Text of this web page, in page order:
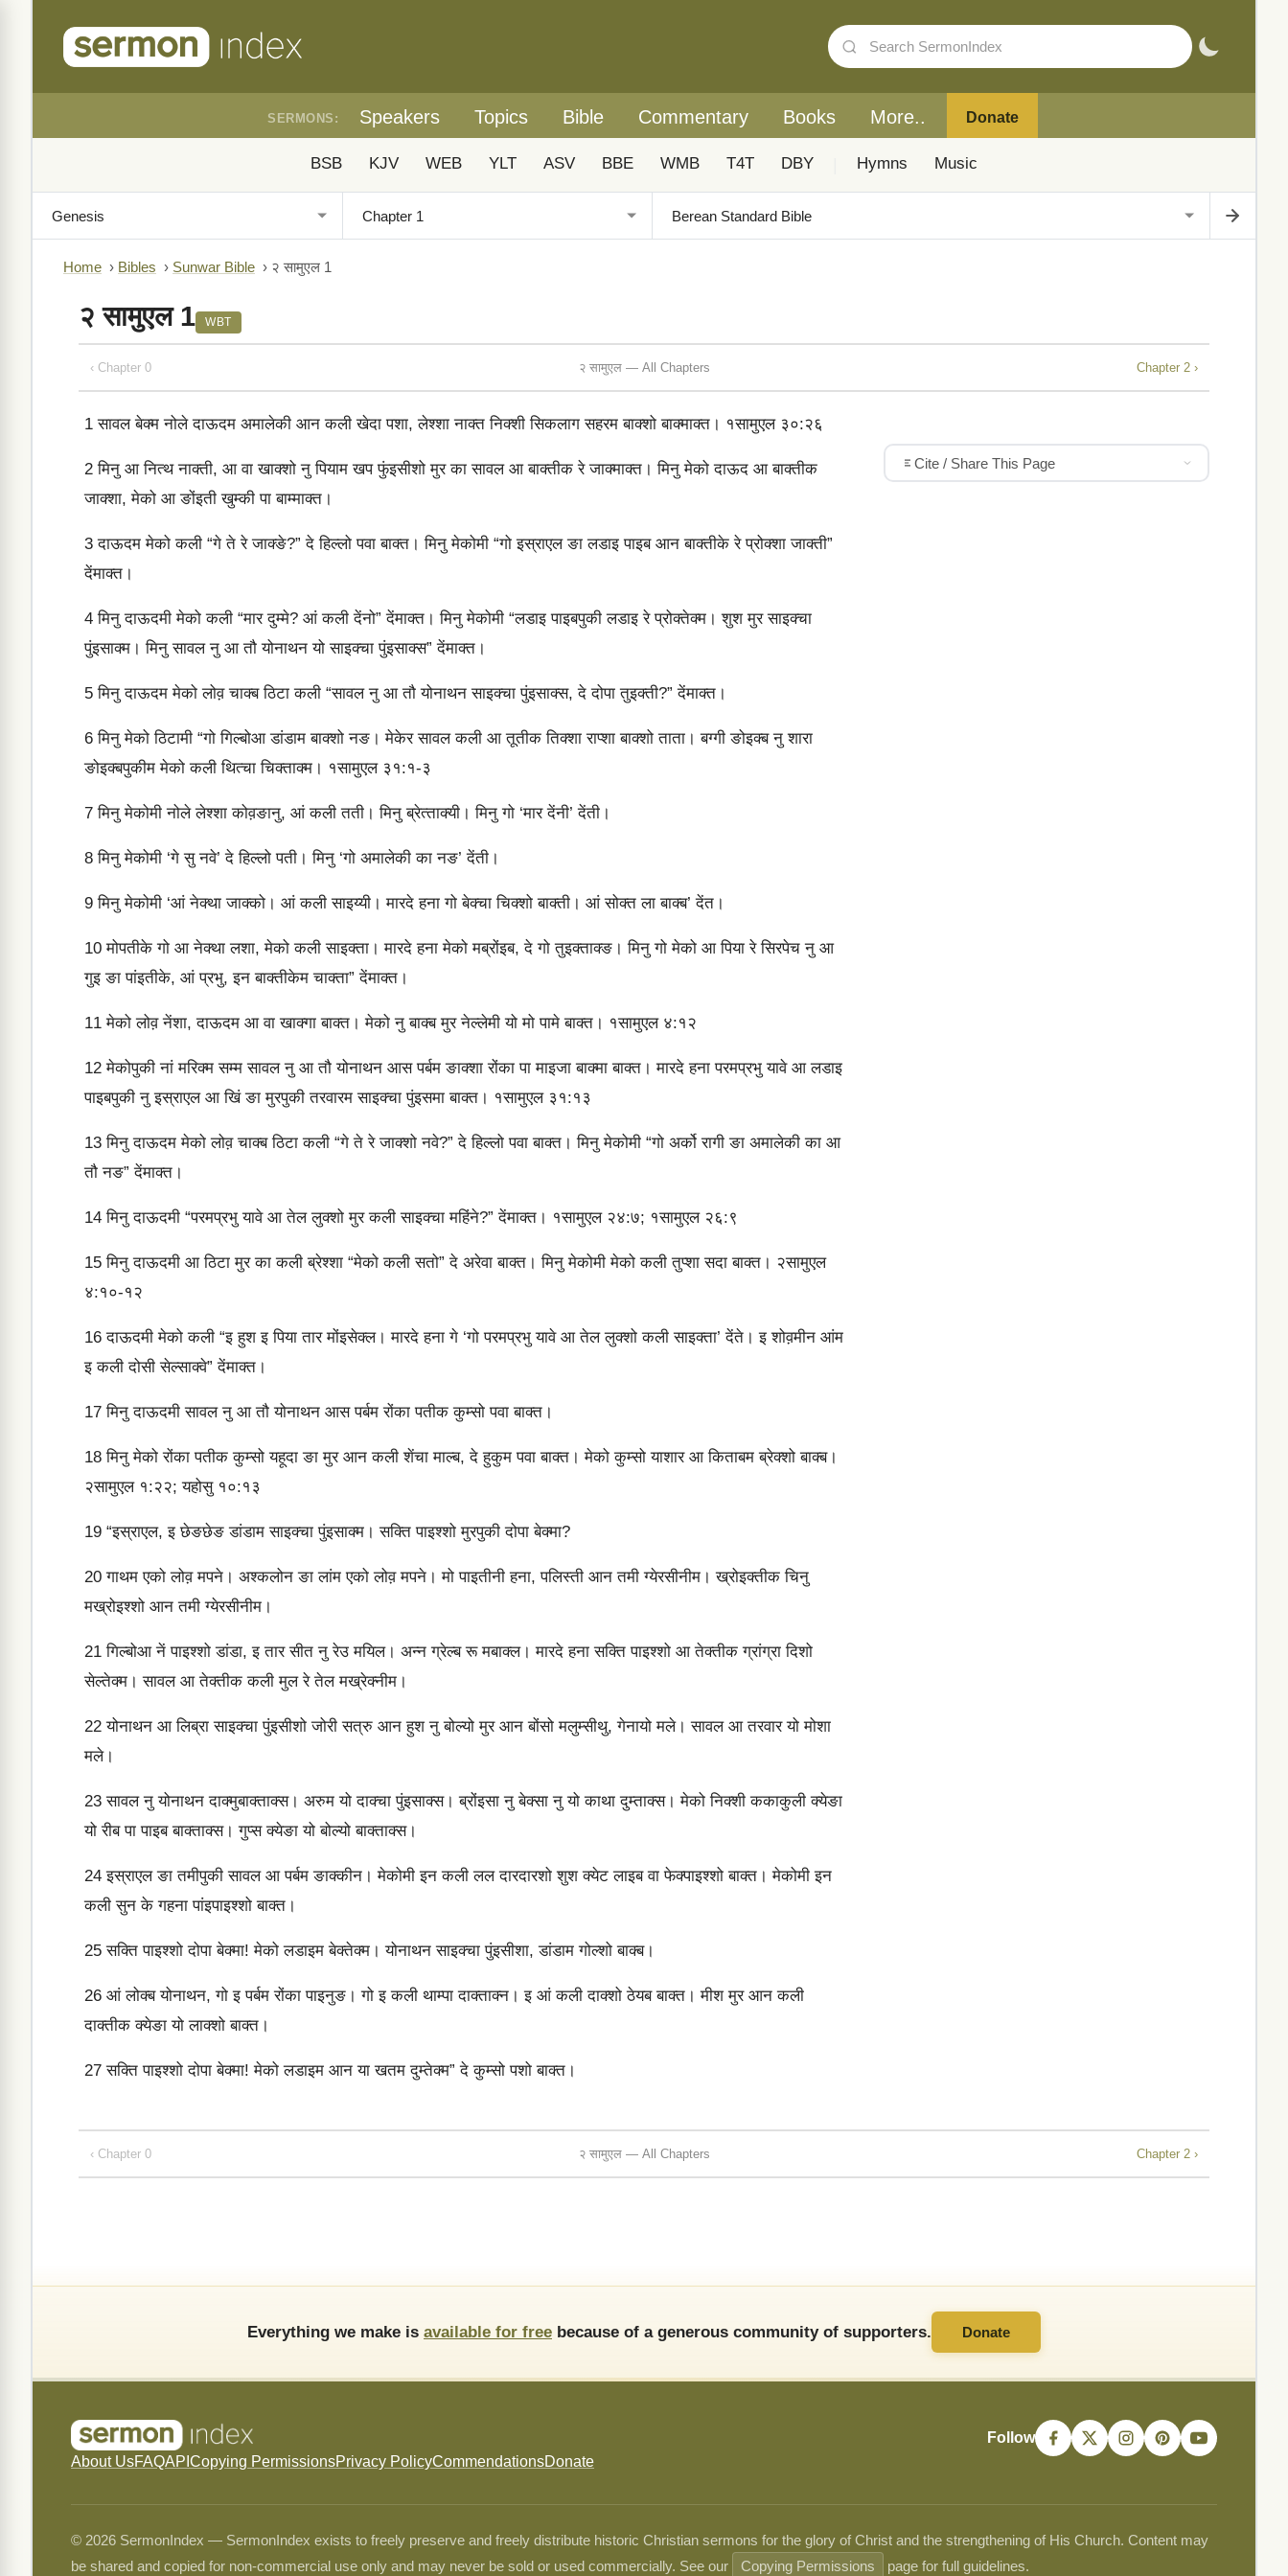
SERMONS: Speakers Topics Bible Commentary Books More.. Donate
BSB KJV WEB YLT ASV BBE WMB T4T DBY Hymns Music
Home › Bibles › Sunwar Bible › २ सामुएल 1
२ सामुएल 1 WBT
‹ Chapter 0 २ सामुएल — All Chapters Chapter 2 ›
1 सावल बेक्‍म नोले दाऊदम अमालेकी आन कली खेदा पशा, लेश्‍शा नाक्‍त निक्‍शी सिक‍ला‍ग सहरम बाक्‍शो बाक्‍माक्‍त। १सामुएल ३०:२६
2 मिनु आ नित्‍थ नाक्‍ती, आ वा खाक्‍शो नु पियाम खप फुंइसीशो मुर का सावल आ बाक्‍तीक रे जाक्‍माक्‍त। मिनु मेको दाऊद आ बाक्‍तीक
जाक्‍शा, मेको आ ङोंइती खुम्‍की पा बाम्‍‍माक्‍त।
3 दाऊदम मेको कली “गे ते रे जाक्‍ङे?” दे हिल्‍लो पवा बाक्‍त। मिनु मेकोमी “गो इस्राएल ङा लडाइ पाइब आन बाक्‍तीके रे प्रोक्‍शा जाक्‍ती”
देंमाक्‍त।
4 मिनु दाऊदमी मेको कली “मार दुम्‍मे? आं कली देंनो” देंमाक्‍त। मिनु मेकोमी “लडाइ पाइबपुकी लडाइ रे प्रोक्‍तेक्‍म। शुश मुर साइक्‍चा
पुंइसाक्‍म। मिनु सावल नु आ तौ योनाथन यो साइक्‍चा पुंइसाक्‍स” देंमाक्‍त।
5 मिनु दाऊदम मेको लोव़ चाक्‍ब ठिटा कली “सावल नु आ तौ योनाथन साइक्‍चा पुंइसाक्स, दे दोपा तुइक्‍ती?” देंमाक्‍त।
6 मिनु मेको ठिटामी “गो गिल्‍बोआ डांडाम बाक्‍शो नङ। मेकेर सावल कली आ तूतीक तिक्‍शा राप्‍शा बाक्‍शो ताता। बग्‍गी ङोइक्‍ब नु शारा
ङोइक्‍बपुकीम मेको कली थित्‍चा चिक्‍ताक्‍म। १सामुएल ३१:१-३
7 मिनु मेकोमी नोले लेश्‍शा कोव़ङानु, आं कली तती। मिनु ब्रेत्‍ताक्‍यी। मिनु गो ‘मार देंनी’ देंती।
8 मिनु मेकोमी ‘गे सु नवे’ दे हिल्‍लो पती। मिनु ‘गो अमालेकी का नङ’ देंती।
9 मिनु मेकोमी ‘आं नेक्‍था जाक्‍को। आं कली साइ‍य्‍‍यी। मारदे हना गो बेक्‍चा चिक्‍शो बाक्‍ती। आं सोक्‍त ला बाक्‍ब’ देंत।
10 मोपतीके गो आ नेक्‍था लशा, मेको कली साइक्‍ता। मारदे हना मेको मब्रोंइब, दे गो तुइक्‍ताक्‍ङ। मिनु गो मेको आ पिया रे सिरपेच नु आ
गुइ ङा पांइतीके, आं प्रभु, इन बाक्‍तीकेम चाक्‍ता” देंमाक्‍त।
11 मेको लोव़ नेंशा, दाऊदम आ वा खाक्‍गा बाक्‍त। मेको नु बाक्‍ब मुर नेल्‍लेमी यो मो पामे बाक्‍त। १सामुएल ४:१२
12 मेकोपुकी नां मरिक्‍म सम्‍म सावल नु आ तौ योनाथन आस पर्बम ङाक्‍शा रोंका पा माइजा बाक्‍मा बाक्‍त। मारदे हना परमप्रभु यावे आ लडाइ
पाइबपुकी नु इस्राएल आ खिं ङा मुरपुकी तरवारम साइक्‍चा पुंइसमा बाक्‍त। १सामुएल ३१:१३
13 मिनु दाऊदम मेको लोव़ चाक्‍ब ठिटा कली “गे ते रे जाक्‍शो नवे?” दे हिल्‍लो पवा बाक्‍त। मिनु मेकोमी “गो अर्को रागी ङा अमालेकी का आ
तौ नङ” देंमाक्‍त।
14 मिनु दाऊदमी “परमप्रभु यावे आ तेल लुक्‍शो मुर कली साइक्‍चा महिंने?” देंमाक्‍त। १सामुएल २४:७; १सामुएल २६:९
15 मिनु दाऊदमी आ ठिटा मुर का कली ब्रेश्‍शा “मेको कली सतो” दे अरेवा बाक्‍त। मिनु मेकोमी मेको कली तुप्‍शा सदा बाक्‍त। २सामुएल
४:१०-१२
16 दाऊदमी मेको कली “इ हुश इ पिया तार मोंइसेक्‍ल। मारदे हना गे ‘गो परमप्रभु यावे आ तेल लुक्‍शो कली साइक्‍ता’ देंते। इ शोव़मीन आंम
इ कली दोसी सेल्‍साक्‍वे” देंमाक्‍त।
17 मिनु दाऊदमी सावल नु आ तौ योनाथन आस पर्बम रोंका पतीक कुम्‍सो पवा बाक्‍त।
18 मिनु मेको रोंका पतीक कुम्‍सो यहूदा ङा मुर आन कली शेंचा माल्‍ब, दे हुकुम पवा बाक्‍त। मेको कुम्‍सो याशार आ किताबम ब्रेक्‍शो बाक्‍ब।
२सामुएल १:२२; यहोसु १०:१३
19 “इस्राएल, इ छेङछेङ डांडाम साइक्‍चा पुंइसाक्‍म। सक्ति पाइश्‍शो मुरपुकी दोपा बेक्‍मा?
20 गाथम एको लोव़ मपने। अश्‍कलोन ङा लांम एको लोव़ मपने। मो पाइतीनी हना, पलिस्‍ती आन तमी ग्‍येरसीनीम। ख्रोइक्‍तीक चिनु
मख्रोइश्‍शो आन तमी ग्‍येरसीनीम।
21 गिल्‍बोआ नें पाइश्‍शो डांडा, इ तार सीत नु रेउ मयिल। अन्‍न ग्रेल्‍ब रू मबाक्‍ल। मारदे हना सक्ति पाइश्‍शो आ तेक्‍तीक ग्रांग्रा दिशो
सेल्‍तेक्‍म। सावल आ तेक्‍तीक कली मुल रे तेल मख्रेक्‍नीम।
22 योनाथन आ लिब्रा साइक्‍चा पुंइसीशो जोरी सत्रु आन हुश नु बोल्‍यो मुर आन बोंसो मलुम्‍सीथु, गेनायो मले। सावल आ तरवार यो मोशा
मले।
23 सावल नु योनाथन दाक्‍मुबाक्‍ताक्‍स। अरुम यो दाक्‍चा पुंइसाक्‍स। ब्रोंइसा नु बेक्‍सा नु यो काथा दुम्‍‍ताक्‍स। मेको निक्‍शी ककाकुली क्‍येङा
यो रीब पा पाइब बाक्‍ताक्‍स। गुप्‍स क्‍येङा यो बोल्‍यो बाक्‍ताक्‍स।
24 इस्राएल ङा तमीपुकी सावल आ पर्बम ङाक्‍कीन। मेकोमी इन कली लल दारदारशो शुश क्येट लाइब वा फेक्‍पाइश्‍शो बाक्‍त। मेकोमी इन
कली सुन के गहना पांइपाइश्‍शो बाक्‍त।
25 सक्ति पाइश्‍शो दोपा बेक्‍मा! मेको लडाइम बेक्‍तेक्‍म। योनाथन साइक्‍चा पुंइसीशा, डांडाम गोल्‍शो बाक्‍ब।
26 आं लोक्‍ब योनाथन, गो इ पर्बम रोंका पाइ‍नुङ। गो इ कली थाम्‍पा दाक्‍ताक्‍न। इ आं कली दाक्‍शो ठेयब बाक्‍त। मीश मुर आन कली
दाक्‍तीक क्‍येङा यो लाक्‍शो बाक्‍त।
27 सक्ति पाइश्‍शो दोपा बेक्‍मा! मेको लडाइम आन या खतम दुम्‍तेक्‍म” दे कुम्‍सो पशो बाक्‍त।
Cite / Share This Page
‹ Chapter 0 २ सामुएल — All Chapters Chapter 2 ›
Everything we make is available for free because of a generous community of supporters. Donate
About UsFAQAPI Copying PermissionsPrivacy PolicyCommendationsDonate
Follow
© 2026 SermonIndex — SermonIndex exists to freely preserve and freely distribute historic Christian sermons for the glory of Christ and the strengthening of His Church. Content may
be shared and copied for non-commercial use only and may never be sold or used commercially. See our
Copying Permissions page for full guidelines.